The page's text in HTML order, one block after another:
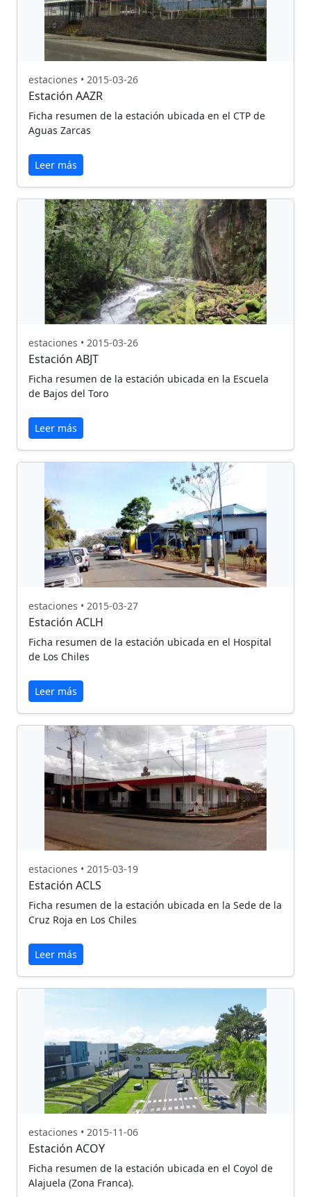
estaciones • 2015-03-26
Estación AAZR
Ficha resumen de la estación ubicada en el CTP de
Aguas Zarcas
Leer más
estaciones • 2015-03-26
Estación ABJT
Ficha resumen de la estación ubicada en la Escuela
de Bajos del Toro
Leer más
estaciones • 2015-03-27
Estación ACLH
Ficha resumen de la estación ubicada en el Hospital
de Los Chiles
Leer más
estaciones • 2015-03-19
Estación ACLS
Ficha resumen de la estación ubicada en la Sede de la
Cruz Roja en Los Chiles
Leer más
estaciones • 2015-11-06
Estación ACOY
Ficha resumen de la estación ubicada en el Coyol de
Alajuela (Zona Franca).